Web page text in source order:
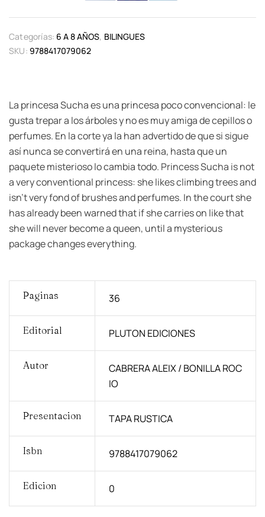
Categorías: 6 A 8 AÑOS, BILINGUES
SKU: 9788417079062
La princesa Sucha es una princesa poco convencional: le
gusta trepar a los árboles y no es muy amiga de cepillos o
perfumes. En la corte ya la han advertido de que si sigue
así nunca se convertirá en una reina, hasta que un
paquete misterioso lo cambia todo. Princess Sucha is not
a very conventional princess: she likes climbing trees and
isn’t very fond of brushes and perfumes. In the court she
has already been warned that if she carries on like that
she will never become a queen, until a mysterious
package changes everything.
Paginas 36
Editorial PLUTON EDICIONES
Autor
CABRERA ALEIX / BONILLA ROC
IO
Presentacion TAPA RUSTICA
Isbn 9788417079062
Edicion 0